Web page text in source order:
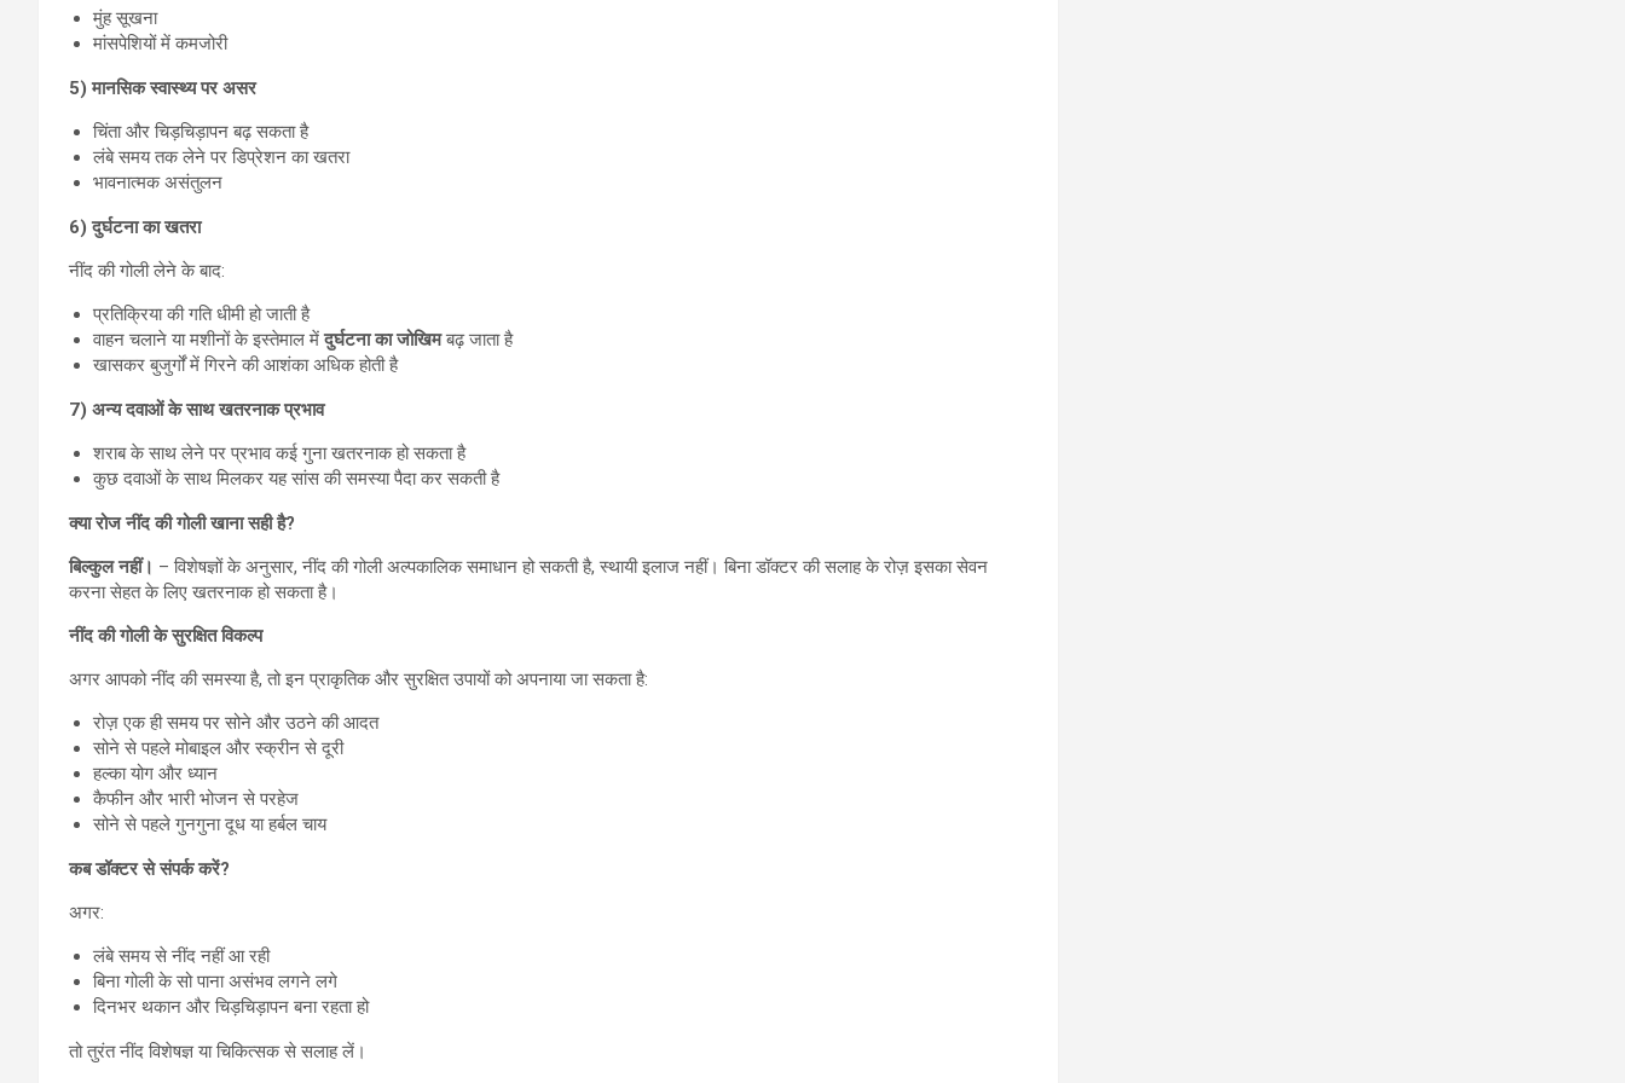
मुंह सूखना
मांसपेशियों में कमजोरी
5) मानसिक स्वास्थ्य पर असर
चिंता और चिड़चिड़ापन बढ़ सकता है
लंबे समय तक लेने पर डिप्रेशन का खतरा
भावनात्मक असंतुलन
6) दुर्घटना का खतरा
नींद की गोली लेने के बाद:
प्रतिक्रिया की गति धीमी हो जाती है
वाहन चलाने या मशीनों के इस्तेमाल मेंदुर्घटना का जोखिमबढ़ जाता है
खासकर बुजुर्गों में गिरने की आशंका अधिक होती है
7) अन्य दवाओं के साथ खतरनाक प्रभाव
शराब के साथ लेने पर प्रभाव कई गुना खतरनाक हो सकता है
कुछ दवाओं के साथ मिलकर यह सांस की समस्या पैदा कर सकती है
क्या रोज नींद की गोली खाना सही है?
बिल्कुल नहीं। – विशेषज्ञों के अनुसार, नींद की गोली अल्पकालिक समाधान हो सकती है, स्थायी इलाज नहीं। बिना डॉक्टर की सलाह के रोज़ इसका सेवन
करना सेहत के लिए खतरनाक हो सकता है।
नींद की गोली के सुरक्षित विकल्प
अगर आपको नींद की समस्या है, तो इन प्राकृतिक और सुरक्षित उपायों को अपनाया जा सकता है:
रोज़ एक ही समय पर सोने और उठने की आदत
सोने से पहले मोबाइल और स्क्रीन से दूरी
हल्का योग और ध्यान
कैफीन और भारी भोजन से परहेज
सोने से पहले गुनगुना दूध या हर्बल चाय
कब डॉक्टर से संपर्क करें?
अगर:
लंबे समय से नींद नहीं आ रही
बिना गोली के सो पाना असंभव लगने लगे
दिनभर थकान और चिड़चिड़ापन बना रहता हो
तो तुरंत नींद विशेषज्ञ या चिकित्सक से सलाह लें।